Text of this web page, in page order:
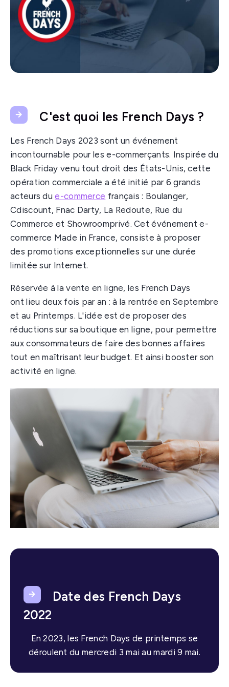
C'est quoi les French Days ?
Les French Days 2023 sont un événement
incontournable pour les e-commerçants. Inspirée du
Black Friday venu tout droit des États-Unis, cette
opération commerciale a été initié par 6 grands
acteurs due-commerce français : Boulanger,
Cdiscount, Fnac Darty, La Redoute, Rue du
Commerce et Showroomprivé. Cet événement e-
commerce Made in France, consiste à proposer
des promotions exceptionnelles sur une durée
limitée sur Internet.
Réservée à la vente en ligne, les French Days
ont lieu deux fois par an : à la rentrée en Septembre
et au Printemps. L'idée est de proposer des
réductions sur sa boutique en ligne, pour permettre
aux consommateurs de faire des bonnes affaires
tout en maîtrisant leur budget. Et ainsi booster son
activité en ligne.
Date des French Days
2022
En 2023, les French Days de printemps se
déroulent du mercredi 3 mai au mardi 9 mai.